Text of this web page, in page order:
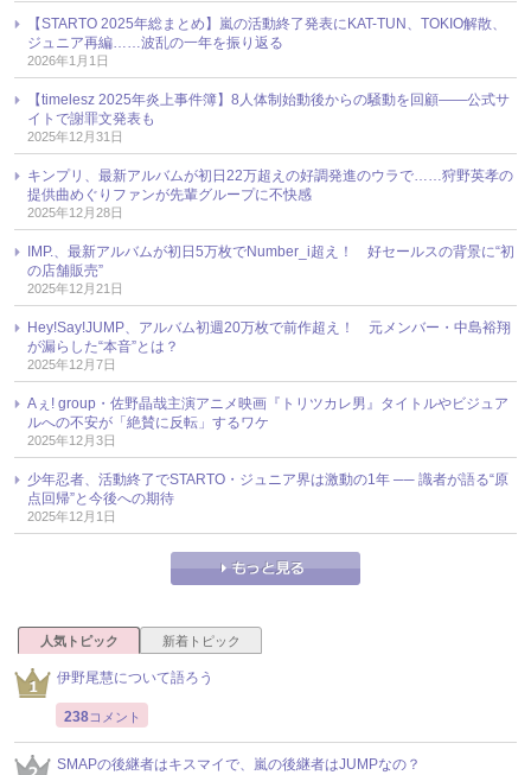
【STARTO 2025年総まとめ】嵐の活動終了発表にKAT-TUN、TOKIO解散、
ジュニア再編……波乱の一年を振り返る
2026年1月1日
【timelesz 2025年炎上事件簿】8人体制始動後からの騒動を回顧――公式サ
イトで謝罪文発表も
2025年12月31日
キンプリ、最新アルバムが初日22万超えの好調発進のウラで……狩野英孝の
提供曲めぐりファンが先輩グループに不快感
2025年12月28日
IMP.、最新アルバムが初日5万枚でNumber_i超え！ 好セールスの背景に“初
の店舗販売”
2025年12月21日
Hey!Say!JUMP、アルバム初週20万枚で前作超え！ 元メンバー・中島裕翔
が漏らした“本音”とは？
2025年12月7日
Aぇ! group・佐野晶哉主演アニメ映画『トリツカレ男』タイトルやビジュア
ルへの不安が「絶賛に反転」するワケ
2025年12月3日
少年忍者、活動終了でSTARTO・ジュニア界は激動の1年 ── 識者が語る“原
点回帰”と今後への期待
2025年12月1日
人気トピック 新着トピック
伊野尾慧について語ろう
238コメント
SMAPの後継者はキスマイで、嵐の後継者はJUMPなの？